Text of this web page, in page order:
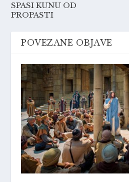
SPASI KUNU OD
PROPASTI
POVEZANE OBJAVE